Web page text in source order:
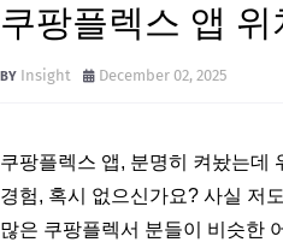
쿠팡플렉스 앱
Insight December 02, 2025
쿠팡플렉스 앱, 분명히 켜놨는데
경험, 혹시 없으신가요? 사실 저
많은 쿠팡플렉서 분들이 비슷한